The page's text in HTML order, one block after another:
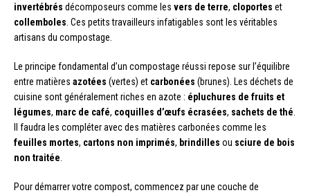
invertébrés décomposeurs comme les vers de terre, cloportes et
collemboles . Ces petits travailleurs infatigables sont les véritables
artisans du compostage.
Le principe fondamental d’un compostage réussi repose sur l’équilibre
entre matières azotées (vertes) et carbonées (brunes). Les déchets de
cuisine sont généralement riches en azote : épluchures de fruits et
légumes, marc de café, coquilles d’œufs écrasées, sachets de thé
Il faudra les compléter avec des matières carbonées comme les
feuilles mortes, cartons non imprimés, brindilles ou sciure de bois
non traitée
Pour démarrer votre compost, commencez par une couche de